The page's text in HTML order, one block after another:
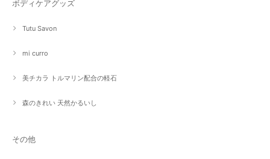
ボディケアグッズ
Tutu Savon
mi curro
美チカラ トルマリン配合の軽石
森のきれい 天然かるいし
その他